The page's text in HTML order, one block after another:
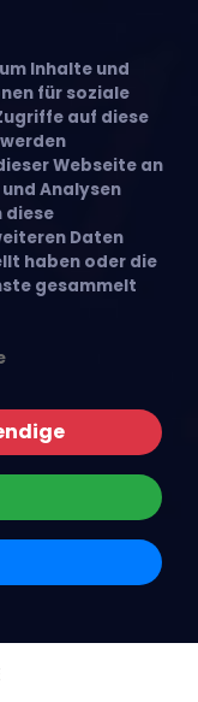
Inhalte und
für soziale
auf diese
Webseite an
Analysen
diese
Daten
haben oder die
gesammelt